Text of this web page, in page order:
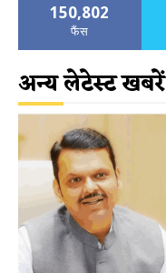
150,802
फैंस
अन्य लेटेस्ट खबरें